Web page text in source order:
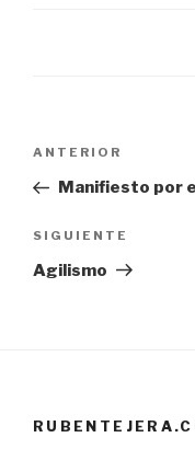
entradas
Entrada
anterior:
ANTERIOR
Manifiesto por
Siguiente
entrada
SIGUIENTE
Agilismo